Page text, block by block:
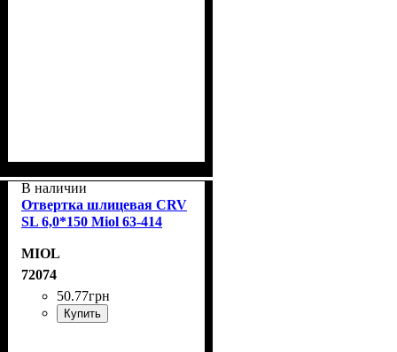
В наличии
Отвертка шлицевая CRV
SL 6,0*150 Miol 63-414
MIOL
72074
50.77грн
Купить